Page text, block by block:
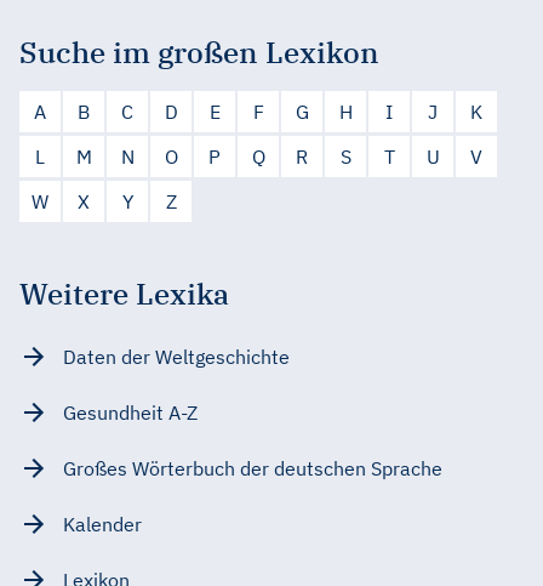
Suche im großen Lexikon
A B C D E F G H I J
K
L
M N O P Q R S T U
V
W
X Y Z
Weitere Lexika
Daten der Weltgeschichte
Gesundheit A-Z
Großes Wörterbuch der deutschen Sprache
Kalender
Lexikon